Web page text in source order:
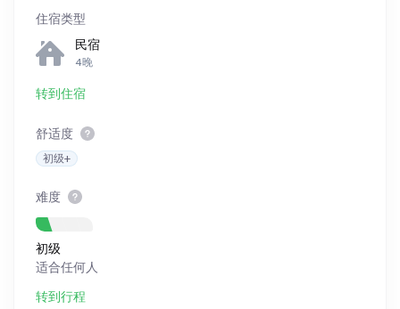
住宿类型
民宿
4晚
转到住宿
舒适度
初级+
难度
初级
适合任何人
转到行程